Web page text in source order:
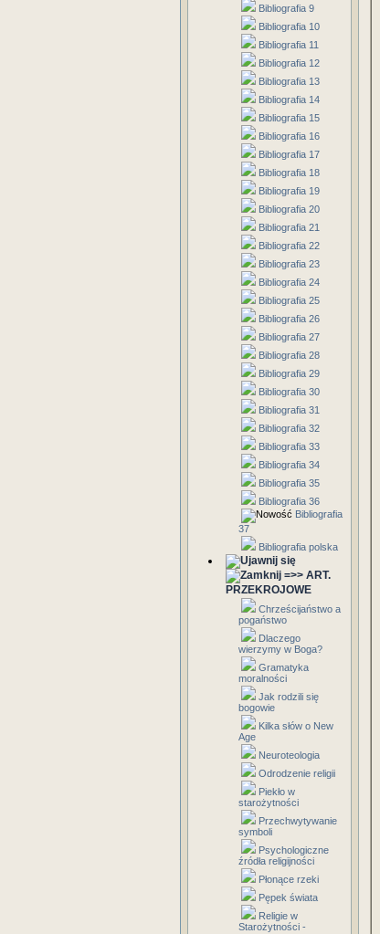
Bibliografia 9
Bibliografia 10
Bibliografia 11
Bibliografia 12
Bibliografia 13
Bibliografia 14
Bibliografia 15
Bibliografia 16
Bibliografia 17
Bibliografia 18
Bibliografia 19
Bibliografia 20
Bibliografia 21
Bibliografia 22
Bibliografia 23
Bibliografia 24
Bibliografia 25
Bibliografia 26
Bibliografia 27
Bibliografia 28
Bibliografia 29
Bibliografia 30
Bibliografia 31
Bibliografia 32
Bibliografia 33
Bibliografia 34
Bibliografia 35
Bibliografia 36
Bibliografia
37
Bibliografia polska
=>> ART.
PRZEKROJOWE
Chrześcijaństwo a
pogaństwo
Dlaczego
wierzymy w Boga?
Gramatyka
moralności
Jak rodzili się
bogowie
Kilka słów o New
Age
Neuroteologia
Odrodzenie religii
Piekło w
starożytności
Przechwytywanie
symboli
Psychologiczne
źródła religijności
Płonące rzeki
Pępek świata
Religie w
Starożytności -